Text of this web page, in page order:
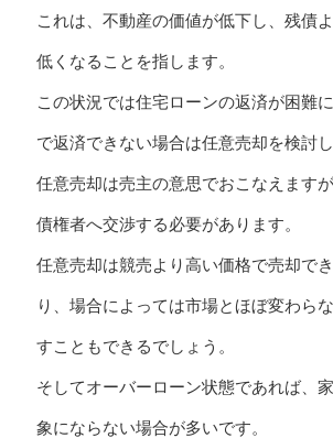
これは、不動産の価値が低下し、残債
低くなることを指します。
この状況では住宅ローンの返済が困難
で返済できない場合は任意売却を検討し
任意売却は売主の意思でおこなえます
債権者へ交渉する必要があります。
任意売却は競売より高い価格で売却で
り、場合によっては市場とほぼ変わら
すこともできるでしょう。
そしてオーバーローン状態であれば、
象にならない場合が多いです。